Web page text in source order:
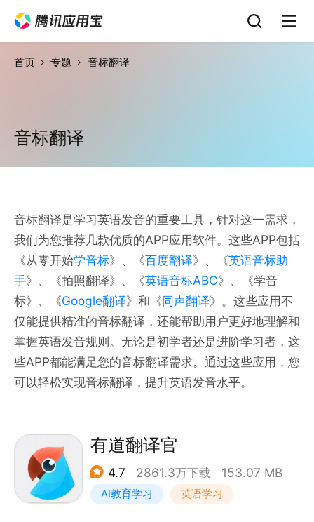
首页 专题 音标翻译
音标翻译
音标翻译是学习英语发音的重要工具，针对这一需求，
我们为您推荐几款优质的APP应用软件。这些APP包括
《从零开始学音标》、《百度翻译》、《英语音标助
手》、《拍照翻译》、《英语音标ABC》、《学音
标》、《Google翻译》和《同声翻译》。这些应用不
仅能提供精准的音标翻译，还能帮助用户更好地理解和
掌握英语发音规则。无论是初学者还是进阶学习者，这
些APP都能满足您的音标翻译需求。通过这些应用，您
可以轻松实现音标翻译，提升英语发音水平。
有道翻译官
4.7 2861.3万下载 153.07 MB
AI教育学习 英语学习